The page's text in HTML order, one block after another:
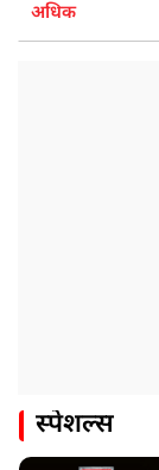
अधिक
स्पेशल्स